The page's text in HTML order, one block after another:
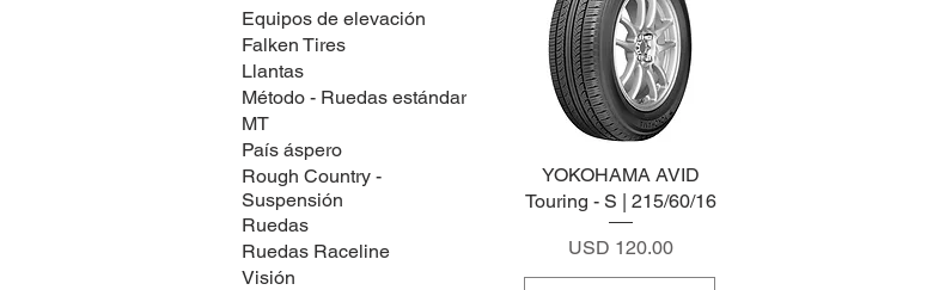
Equipos de elevación
Falken Tires
Llantas
Método - Ruedas estándar
MT
País áspero
Rough Country -
Suspensión
Ruedas
Ruedas Raceline
Visión
Vista rápida
YOKOHAMA AVID
Touring - S | 215/60/16
Precio
USD 120.00